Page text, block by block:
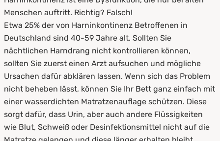
Menschen auftritt. Richtig? Falsch!
Etwa 25% der von Harninkontinenz Betroffenen in
Deutschland sind 40-59 Jahre alt. Sollten Sie
nächtlichen Harndrang nicht kontrollieren können,
sollten Sie zuerst einen Arzt aufsuchen und mögliche
Ursachen dafür abklären lassen. Wenn sich das Problem
nicht beheben lässt, können Sie Ihr Bett ganz einfach mit
einer wasserdichten Matratzenauflage schützen. Diese
sorgt dafür, dass Urin, aber auch andere Flüssigkeiten
wie Blut, Schweiß oder Desinfektionsmittel nicht auf die